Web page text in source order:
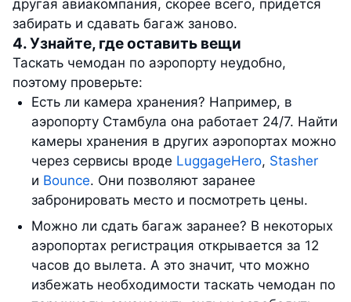
другая авиакомпания, скорее всего, придётся
забирать и сдавать багаж заново.
4. Узнайте, где оставить вещи
Таскать чемодан по аэропорту неудобно,
поэтому проверьте:
Есть ли камера хранения? Например, в
аэропорту Стамбула она работает 24/7. Найти
камеры хранения в других аэропортах можно
через сервисы вроде LuggageHero, Stasher
и Bounce. Они позволяют заранее
забронировать место и посмотреть цены.
Можно ли сдать багаж заранее? В некоторых
аэропортах регистрация открывается за 12
часов до вылета. А это значит, что можно
избежать необходимости таскать чемодан по